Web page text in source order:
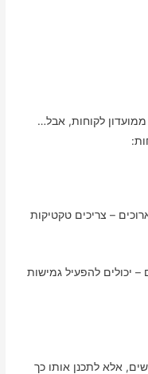
לקוחות, אבל…
– צריכים טקטיקות
יכולים להפעיל גמישות
אלא לתכנן אותו כך